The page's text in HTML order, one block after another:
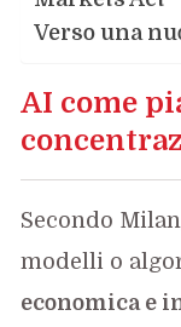
Verso una
AI come
Secondo
modelli o
economica e